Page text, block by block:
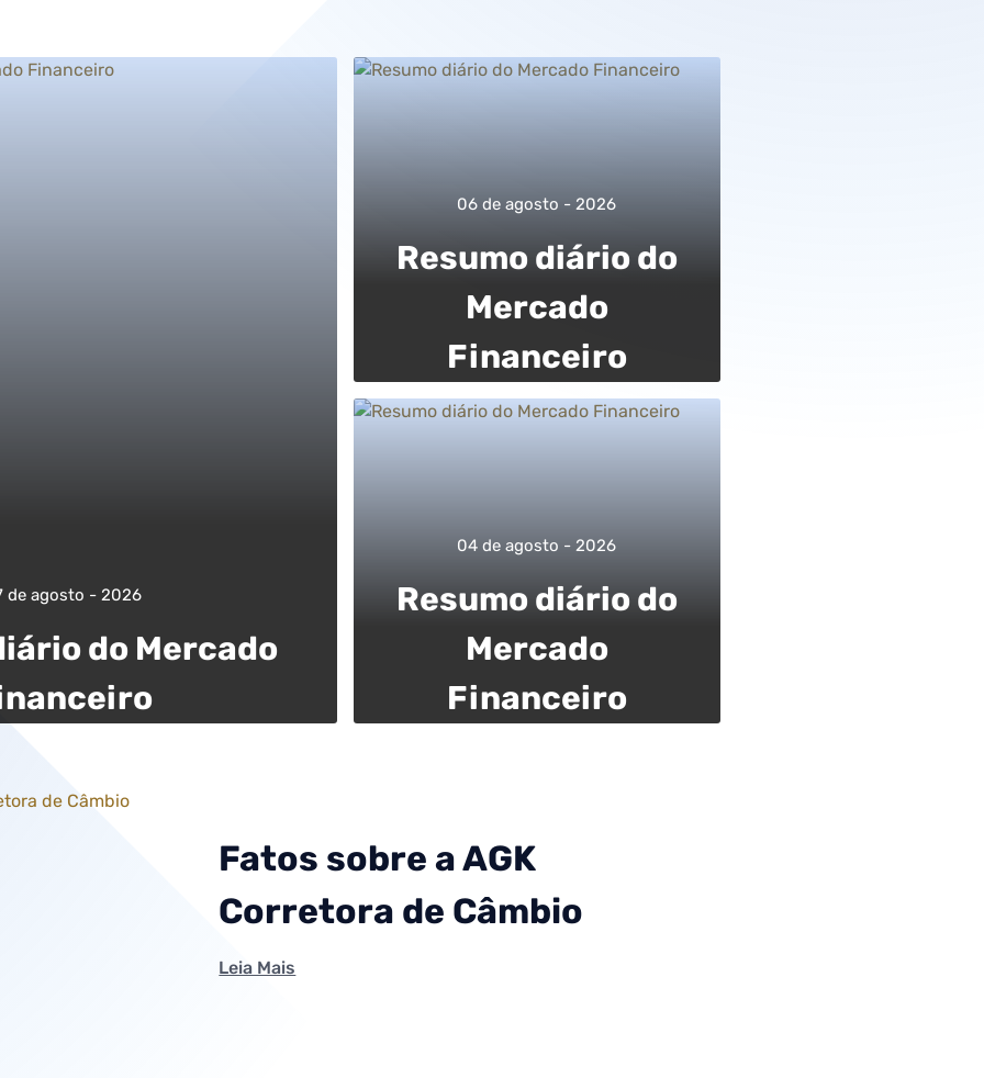
de agosto - 2026
do Mercado
06 de agosto - 2026
Resumo diário do
Mercado
Financeiro
04 de agosto - 2026
Resumo diário do
Mercado
Financeiro
Fatos sobre a AGK
Corretora de Câmbio
Leia Mais